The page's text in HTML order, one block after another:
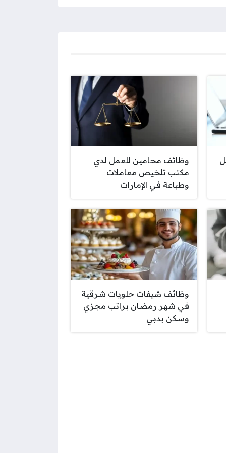
وظائف محامين للعمل لدي
مكتب تلخيص معاملات
وطباعة في الإمارات
وظائف شيفات حلويات شرقية
في شهر رمضان براتب مجزي
وسكن بدبي